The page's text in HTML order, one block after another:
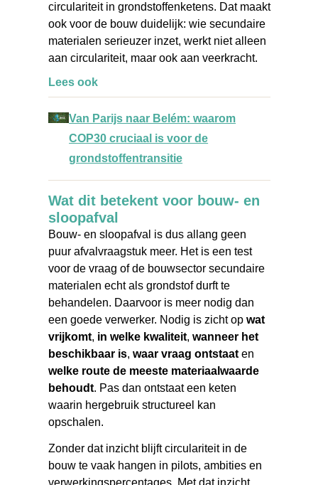
circulariteit in grondstoffenketens. Dat maakt
ook voor de bouw duidelijk: wie secundaire
materialen serieuzer inzet, werkt niet alleen
aan circulariteit, maar ook aan veerkracht.
Lees ook
Van Parijs naar Belém: waarom
COP30 cruciaal is voor de
grondstoffentransitie
Wat dit betekent voor bouw- en
sloopafval
Bouw- en sloopafval is dus allang geen
puur afvalvraagstuk meer. Het is een test
voor de vraag of de bouwsector secundaire
materialen echt als grondstof durft te
behandelen. Daarvoor is meer nodig dan
een goede verwerker. Nodig is zicht op wat
vrijkomt, in welke kwaliteit, wanneer het
beschikbaar is, waar vraag ontstaaten
welke route de meeste materiaalwaarde
behoudt. Pas dan ontstaat een keten
waarin hergebruik structureel kan
opschalen.
Zonder dat inzicht blijft circulariteit in de
bouw te vaak hangen in pilots, ambities en
verwerkingspercentages. Met dat inzicht